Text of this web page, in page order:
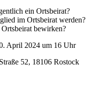
ein Ortsbeirat?
im Ortsbeirat werden?
bewirken?
April 2024 um 16 Uhr
52, 18106 Rostock